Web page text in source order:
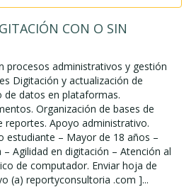
CON O SIN
procesos administrativos y gestión
Digitación y actualización de
de datos en plataformas.
Organización de bases de
reportes. Apoyo administrativo.
estudiante – Mayor de 18 años –
Agilidad en digitación – Atención al
de computador. Enviar hoja de
(a) reportyconsultoria .com ]...